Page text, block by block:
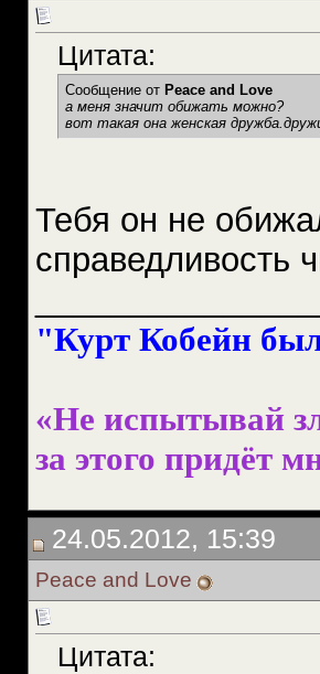
Цитата:
Сообщение от Peace and Love
а меня значит обижать можно?
вот такая она женская
Тебя он не
справедливость
"Курт Кобейн
«Не испытывай
за этого придёт
24.05.2012, 15:39
Peace and Love
Цитата: